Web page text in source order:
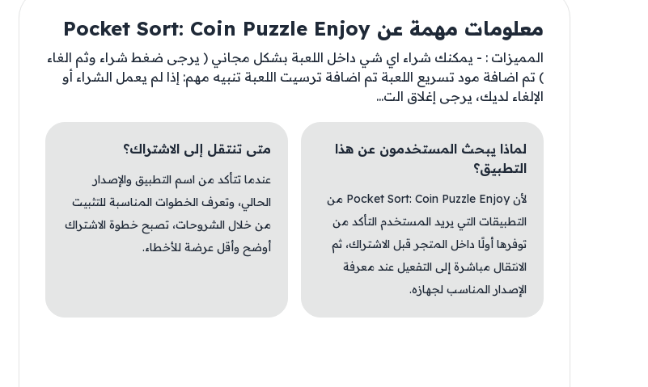
معلومات مهمة عن Pocket Sort: Coin Puzzle Enjoy
المميزات : - يمكنك شراء اي شي داخل اللعبة بشكل مجاني ( يرجى ضغط شراء وثم الغاء
) تم اضافة مود تسريع اللعبة تم اضافة ترسيت اللعبة تنبيه مهم: إذا لم يعمل الشراء أو
الإلغاء لديك، يرجى إغلاق الت...
لماذا يبحث المستخدمون عن هذا
التطبيق؟
لأن Pocket Sort: Coin Puzzle Enjoy من
التطبيقات التي يريد المستخدم التأكد من
توفرها أولًا داخل المتجر قبل الاشتراك، ثم
الانتقال مباشرة إلى التفعيل عند معرفة
الإصدار المناسب لجهازه.
متى تنتقل إلى الاشتراك؟
عندما تتأكد من اسم التطبيق والإصدار
الحالي، وتعرف الخطوات المناسبة للتثبيت
من خلال الشروحات، تصبح خطوة الاشتراك
أوضح وأقل عرضة للأخطاء.